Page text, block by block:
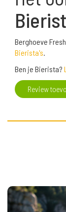
Berghoeve
Bierista's.
Ben je Bierista?
Review